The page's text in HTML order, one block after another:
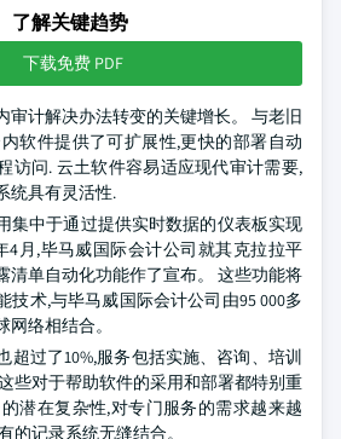
了解关键趋势
下载免费 PDF
审计解决办法转变的关键增长。 与老旧
软件提供了可扩展性,更快的部署自动
访问. 云土软件容易适应现代审计需要,
统具有灵活性.
集中于通过提供实时数据的仪表板实现
4月,毕马威国际会计公司就其克拉拉平
清单自动化功能作了宣布。 这些功能将
技术,与毕马威国际会计公司由95 000多
络相结合。
超过了10%,服务包括实施、咨询、培训
些对于帮助软件的采用和部署都特别重
潜在复杂性,对专门服务的需求越来越
的记录系统无缝结合。